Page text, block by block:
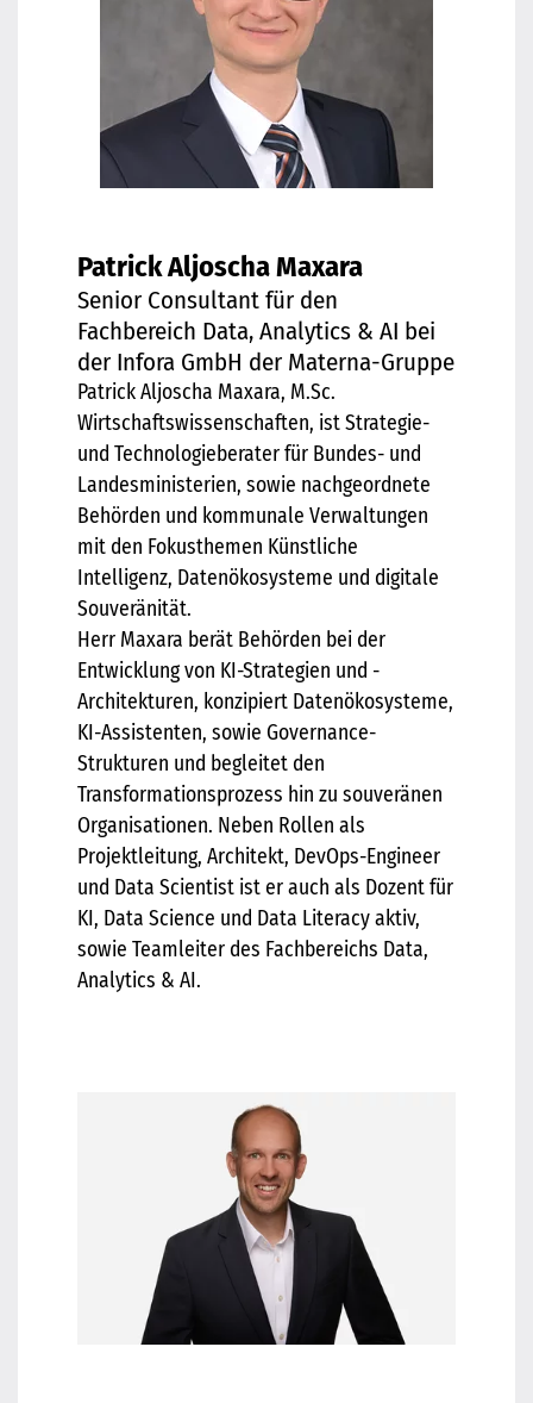
Patrick Aljoscha Maxara
Senior Consultant für den
Fachbereich Data, Analytics & AI bei
der Infora GmbH der Materna-Gruppe
Patrick Aljoscha Maxara, M.Sc.
Wirtschaftswissenschaften, ist Strategie-
und Technologieberater für Bundes- und
Landesministerien, sowie nachgeordnete
Behörden und kommunale Verwaltungen
mit den Fokusthemen Künstliche
Intelligenz, Datenökosysteme und digitale
Souveränität.
Herr Maxara berät Behörden bei der
Entwicklung von KI-Strategien und -
Architekturen, konzipiert Datenökosysteme,
KI-Assistenten, sowie Governance-
Strukturen und begleitet den
Transformationsprozess hin zu souveränen
Organisationen. Neben Rollen als
Projektleitung, Architekt, DevOps-Engineer
und Data Scientist ist er auch als Dozent für
KI, Data Science und Data Literacy aktiv,
sowie Teamleiter des Fachbereichs Data,
Analytics & AI.